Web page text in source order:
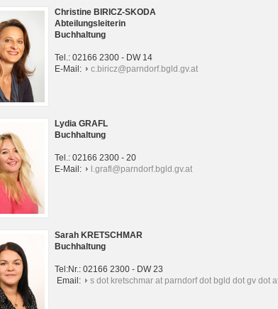
Christine BIRICZ-SKODA
Abteilungsleiterin
Buchhaltung
Tel.: 02166 2300 - DW 14
E-Mail:
c.biricz@parndorf.bgld.gv.at
Lydia GRAFL
Buchhaltung
Tel.: 02166 2300 - 20
E-Mail:
l.grafl@parndorf.bgld.gv.at
Sarah KRETSCHMAR
Buchhaltung
Tel:Nr.: 02166 2300 - DW 23
Email:
s dot kretschmar at parndorf dot bgld dot gv dot